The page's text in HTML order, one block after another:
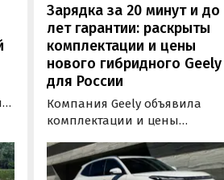
Зарядка за 20 минут и
лет гарантии: раскрыты
комплектации и цены
нового гибридного Geely
для России
Компания Geely объявила
комплектации и цены
новой версии EM-R с
установкой